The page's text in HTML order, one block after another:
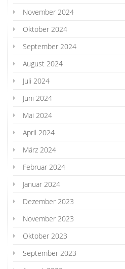
November 2024
Oktober 2024
September 2024
August 2024
Juli 2024
Juni 2024
Mai 2024
April 2024
März 2024
Februar 2024
Januar 2024
Dezember 2023
November 2023
Oktober 2023
September 2023